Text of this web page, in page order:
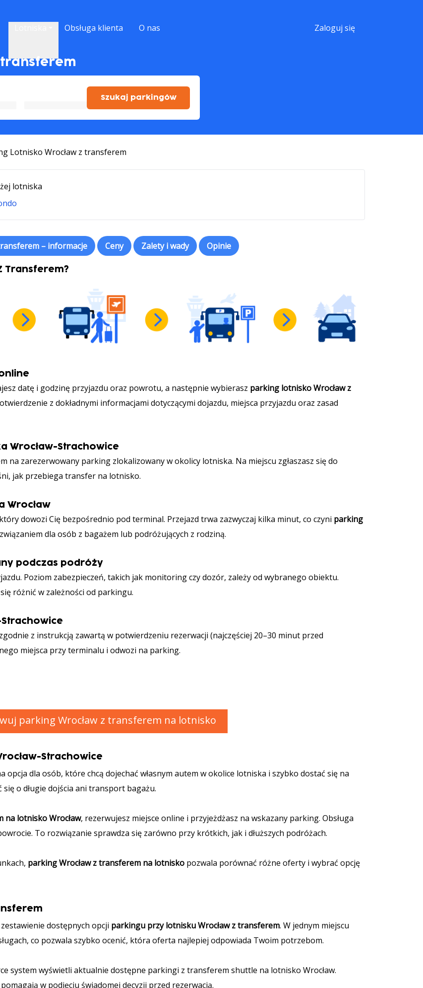
Obsługa klienta O nas Zaloguj się
transferem
Szukaj parkingów
Lotnisko Wrocław z transferem
lotniska
– informacje Ceny Zalety i wady Opinie
Transferem?
datę i godzinę przyjazdu oraz powrotu, a następnie wybierasz parking lotnisko Wrocław z
z dokładnymi informacjami dotyczącymi dojazdu, miejsca przyjazdu oraz zasad
Wrocław-Strachowice
na zarezerwowany parking zlokalizowany w okolicy lotniska. Na miejscu zgłaszasz się do
jak przebiega transfer na lotnisko.
Wrocław
dowozi Cię bezpośrednio pod terminal. Przejazd trwa zazwyczaj kilka minut, co czyni parking
dla osób z bagażem lub podróżujących z rodziną.
podczas podróży
Poziom zabezpieczeń, takich jak monitoring czy dozór, zależy od wybranego obiektu.
różnić w zależności od parkingu.
z instrukcją zawartą w potwierdzeniu rezerwacji (najczęściej 20–30 minut przed
miejsca przy terminalu i odwozi na parking.
parking Wrocław z transferem na lotnisko
Strachowice
opcja dla osób, które chcą dojechać własnym autem w okolice lotniska i szybko dostać się na
o długie dojścia ani transport bagażu.
lotnisko Wrocław, rezerwujesz miejsce online i przyjeżdżasz na wskazany parking. Obsługa
To rozwiązanie sprawdza się zarówno przy krótkich, jak i dłuższych podróżach.
parking Wrocław z transferem na lotnisko pozwala porównać różne oferty i wybrać opcję
dostępnych opcji parkingu przy lotnisku Wrocław z transferem. W jednym miejscu
co pozwala szybko ocenić, która oferta najlepiej odpowiada Twoim potrzebom.
system wyświetli aktualnie dostępne parkingi z transferem shuttle na lotnisko Wrocław.
w podjęciu świadomej decyzji przed rezerwacją.